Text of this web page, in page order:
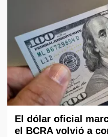
El dólar oficial
el BCRA volvió a